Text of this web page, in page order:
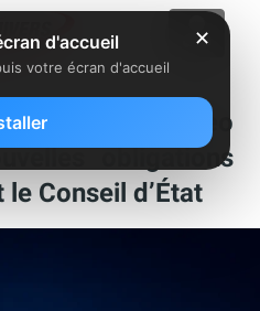
et Prime Video
obligations
Conseil d’État
✕
d'accueil
votre écran d'accueil